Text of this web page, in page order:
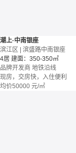
潮上·中南银座
滨江区 | 滨盛路中南银座
4居 建面：350-350㎡
品牌开发商 地铁沿线
现房，交房快，入住便利
均价50000 元/㎡